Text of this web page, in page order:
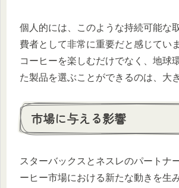
個人的には、このような持続可能な
費者として非常に重要だと感じてい
コーヒーを楽しむだけでなく、地球
た製品を選ぶことができるのは、大
市場に与える影響
スターバックスとネスレのパートナ
ーヒー市場における新たな動きを生